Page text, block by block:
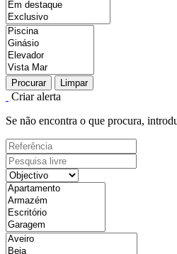
Procurar Limpar
Criar alerta
Se não encontra o que procura,